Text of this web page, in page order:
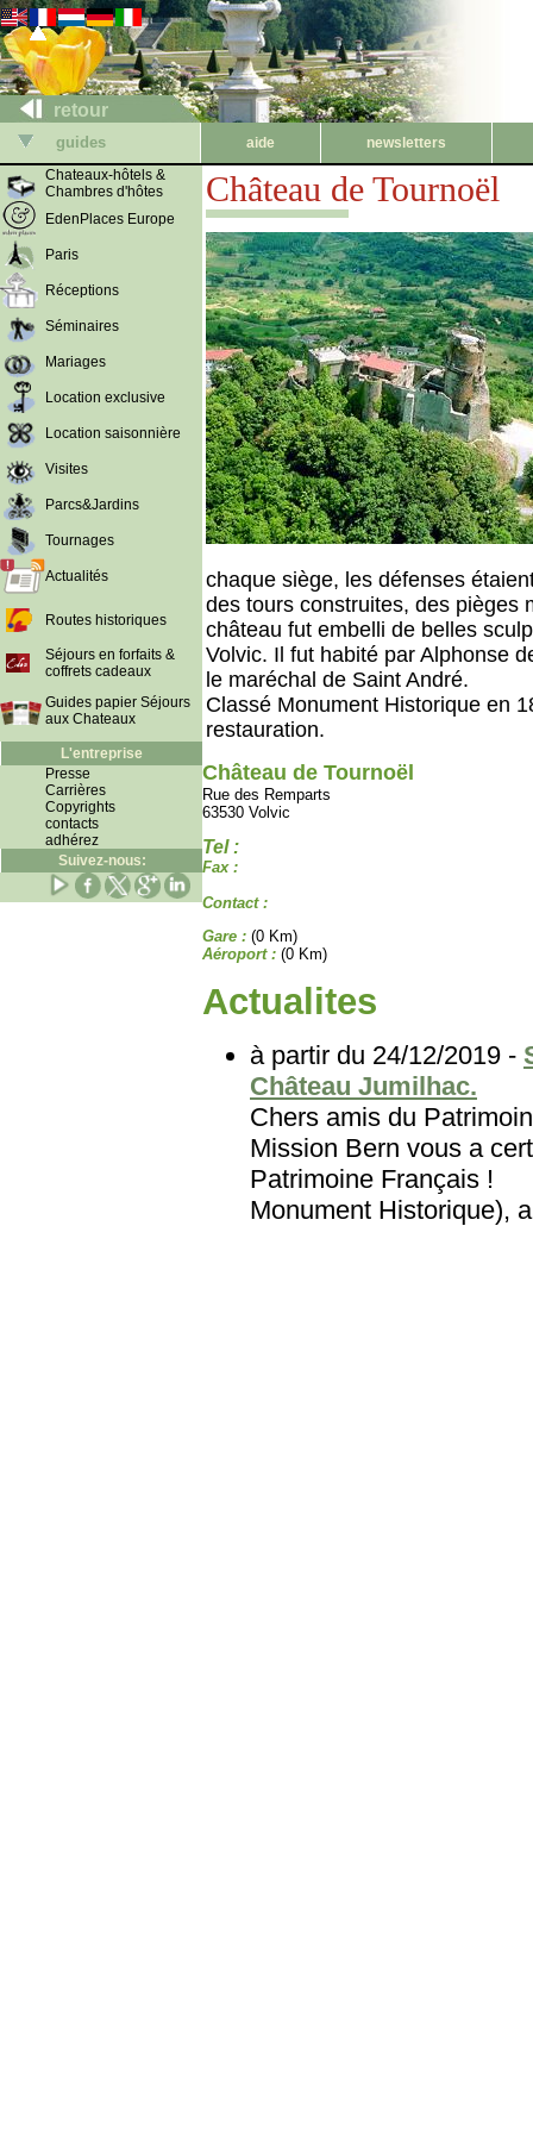
retour
guides aide
newsletters
Chateaux-hôtels &
Chambres d'hôtes
EdenPlaces Europe
Paris
Réceptions
Séminaires
Mariages
Location exclusive
Location saisonnière
Visites
Parcs&Jardins
Tournages
Actualités
Routes historiques
Séjours en forfaits &
coffrets cadeaux
Guides papier Séjours
aux Chateaux
L'entreprise
Presse
Carrières
Copyrights
contacts
adhérez
Suivez-nous:
Château de Tournoël
chaque siège, les défenses
des tours construites, des pièges
château fut embelli de belles
Volvic. Il fut habité par Alphonse
le maréchal de Saint André.
Classé Monument Historique en
restauration.
Château de Tournoël
Rue des Remparts
63530 Volvic
Tel :
Fax :
Contact :
Gare : (0 Km)
Aéroport : (0 Km)
Actualites
à partir du 24/12/2019 -
Château Jumilhac.
Chers amis du
Mission Bern vous a
Patrimoine
Monument Historique),